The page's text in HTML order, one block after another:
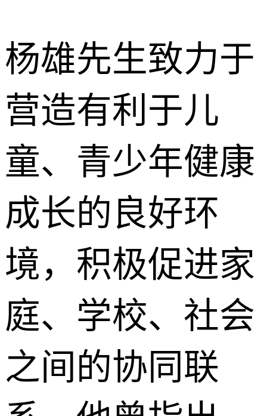
杨雄先生致力于
营造有利于儿
童、青少年健康
成长的良好环
境，积极促进家
庭、学校、社会
之间的协同联